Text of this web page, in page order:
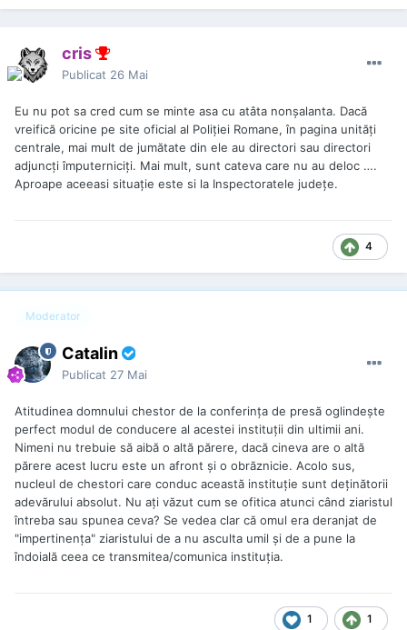
cris
Publicat 26 Mai
Eu nu pot sa cred cum se minte asa cu atâta nonșalanta. Dacă
vreifică oricine pe site oficial al Poliției Romane, în pagina unități
centrale, mai mult de jumătate din ele au directori sau directori
adjuncți împuterniciți. Mai mult, sunt cateva care nu au deloc ….
Aproape aceeasi situație este si la Inspectoratele județe.
4
Moderator
Catalin
Publicat 27 Mai
Atitudinea domnului chestor de la conferinţa de presă oglindeşte
perfect modul de conducere al acestei instituţii din ultimii ani.
Nimeni nu trebuie să aibă o altă părere, dacă cineva are o altă
părere acest lucru este un afront şi o obrăznicie. Acolo sus,
nucleul de chestori care conduc această instituţie sunt deţinătorii
adevărului absolut. Nu aţi văzut cum se ofitica atunci când ziaristul
întreba sau spunea ceva? Se vedea clar că omul era deranjat de
"impertinenţa" ziaristului de a nu asculta umil şi de a pune la
îndoială ceea ce transmitea/comunica instituţia.
1 1